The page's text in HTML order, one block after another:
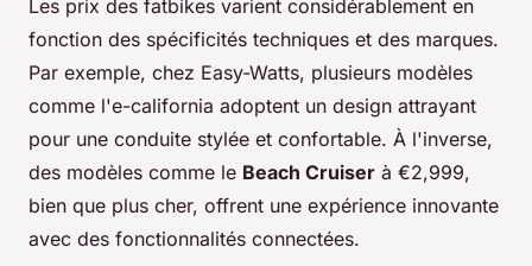
Les prix des fatbikes varient considérablement en
fonction des spécificités techniques et des marques.
Par exemple, chez Easy-Watts, plusieurs modèles
comme l'e-california adoptent un design attrayant
pour une conduite stylée et confortable. À l'inverse,
des modèles comme le Beach Cruiser à €2,999,
bien que plus cher, offrent une expérience innovante
avec des fonctionnalités connectées.